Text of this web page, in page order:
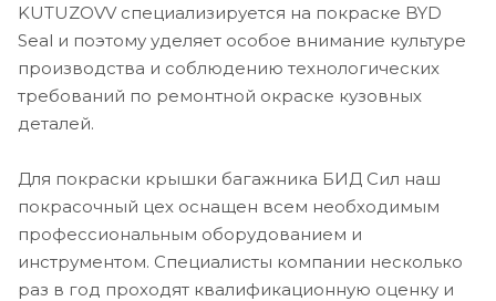
KUTUZOVV специализируется на покраске BYD
Seal и поэтому уделяет особое внимание культуре
производства и соблюдению технологических
требований по ремонтной окраске кузовных
деталей.
Для покраски крышки багажника БИД Сил наш
покрасочный цех оснащен всем необходимым
профессиональным оборудованием и
инструментом. Специалисты компании несколько
раз в год проходят квалификационную оценку и